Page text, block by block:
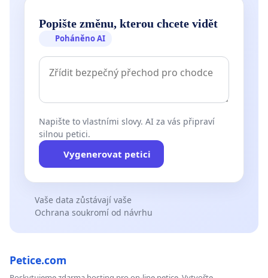
Popište změnu, kterou chcete vidět
Poháněno AI
Napište to vlastními slovy. AI za vás připraví
silnou petici.
Vygenerovat petici
Vaše data zůstávají vaše
Ochrana soukromí od návrhu
Petice.com